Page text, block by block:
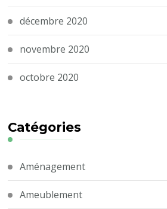
décembre 2020
novembre 2020
octobre 2020
Catégories
Aménagement
Ameublement